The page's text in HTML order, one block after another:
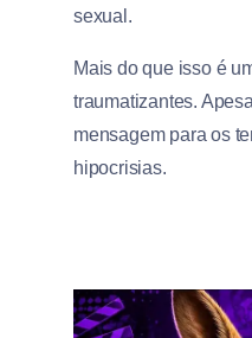
sexual.
Mais do que isso é
traumatizantes.
mensagem para os
hipocrisias.